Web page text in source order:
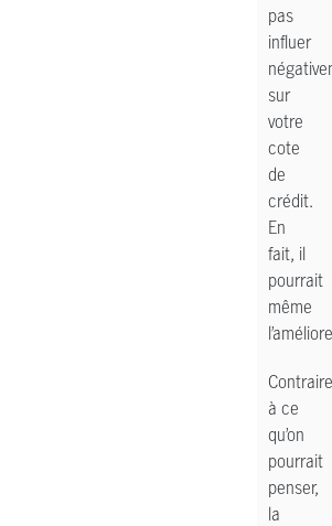
pas
influer
sur
votre
cote
de
crédit.
En
fait, il
pourrait
même
à ce
qu’on
pourrait
penser,
la